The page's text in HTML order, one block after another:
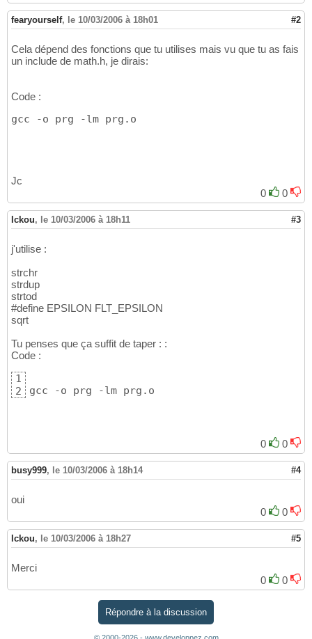
fearyourself, le 10/03/2006 à 18h01 #2
Cela dépend des fonctions que tu utilises mais vu que tu as fais
un include de math.h, je dirais:
Code :
gcc -o prg -lm prg.o
Jc
0
0
Ickou, le 10/03/2006 à 18h11 #3
j'utilise :
strchr
strdup
strtod
#define EPSILON FLT_EPSILON
sqrt
Tu penses que ça suffit de taper : :
Code :
1
2
gcc -o prg -lm prg.o
0 0
busy999, le 10/03/2006 à 18h14 #4
oui
0
0
Ickou, le 10/03/2006 à 18h27 #5
Merci
0
0
Répondre à la discussion